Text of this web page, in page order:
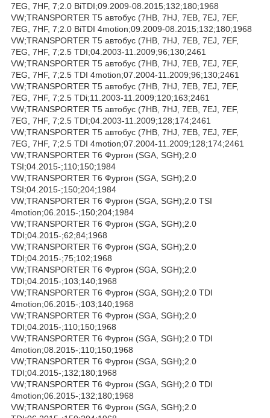
7EG, 7HF, 7;2.0 BiTDI;09.2009-08.2015;132;180;1968
VW;TRANSPORTER T5 автобус (7HB, 7HJ, 7EB, 7EJ, 7EF,
7EG, 7HF, 7;2.0 BiTDI 4motion;09.2009-08.2015;132;180;1968
VW;TRANSPORTER T5 автобус (7HB, 7HJ, 7EB, 7EJ, 7EF,
7EG, 7HF, 7;2.5 TDI;04.2003-11.2009;96;130;2461
VW;TRANSPORTER T5 автобус (7HB, 7HJ, 7EB, 7EJ, 7EF,
7EG, 7HF, 7;2.5 TDI 4motion;07.2004-11.2009;96;130;2461
VW;TRANSPORTER T5 автобус (7HB, 7HJ, 7EB, 7EJ, 7EF,
7EG, 7HF, 7;2.5 TDi;11.2003-11.2009;120;163;2461
VW;TRANSPORTER T5 автобус (7HB, 7HJ, 7EB, 7EJ, 7EF,
7EG, 7HF, 7;2.5 TDI;04.2003-11.2009;128;174;2461
VW;TRANSPORTER T5 автобус (7HB, 7HJ, 7EB, 7EJ, 7EF,
7EG, 7HF, 7;2.5 TDI 4motion;07.2004-11.2009;128;174;2461
VW;TRANSPORTER T6 Фургон (SGA, SGH);2.0
TSI;04.2015-;110;150;1984
VW;TRANSPORTER T6 Фургон (SGA, SGH);2.0
TSI;04.2015-;150;204;1984
VW;TRANSPORTER T6 Фургон (SGA, SGH);2.0 TSI
4motion;06.2015-;150;204;1984
VW;TRANSPORTER T6 Фургон (SGA, SGH);2.0
TDI;04.2015-;62;84;1968
VW;TRANSPORTER T6 Фургон (SGA, SGH);2.0
TDI;04.2015-;75;102;1968
VW;TRANSPORTER T6 Фургон (SGA, SGH);2.0
TDI;04.2015-;103;140;1968
VW;TRANSPORTER T6 Фургон (SGA, SGH);2.0 TDI
4motion;06.2015-;103;140;1968
VW;TRANSPORTER T6 Фургон (SGA, SGH);2.0
TDI;04.2015-;110;150;1968
VW;TRANSPORTER T6 Фургон (SGA, SGH);2.0 TDI
4motion;08.2015-;110;150;1968
VW;TRANSPORTER T6 Фургон (SGA, SGH);2.0
TDI;04.2015-;132;180;1968
VW;TRANSPORTER T6 Фургон (SGA, SGH);2.0 TDI
4motion;06.2015-;132;180;1968
VW;TRANSPORTER T6 Фургон (SGA, SGH);2.0